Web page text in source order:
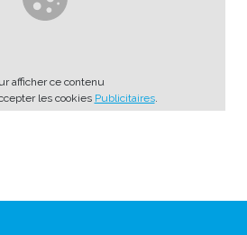
afficher ce contenu
les cookies Publicitaires.